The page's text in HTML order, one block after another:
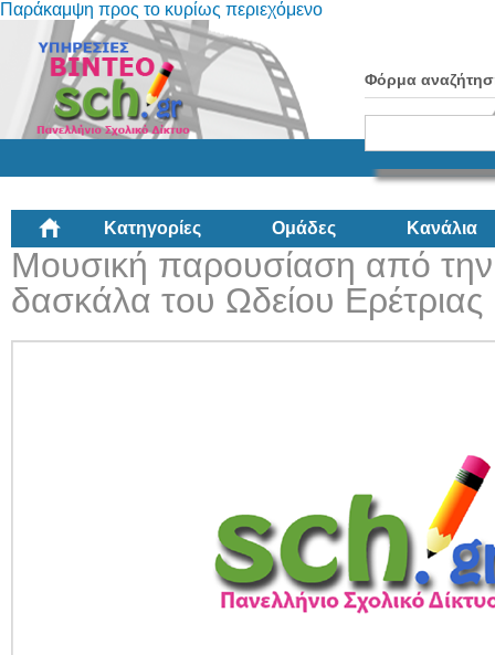
Παράκαμψη προς το κυρίως περιεχόμενο
Φόρμα
Κατηγορίες Ομάδες Κανάλια
Μουσική παρουσίαση από
δασκάλα του Ωδείου Ερέτριας